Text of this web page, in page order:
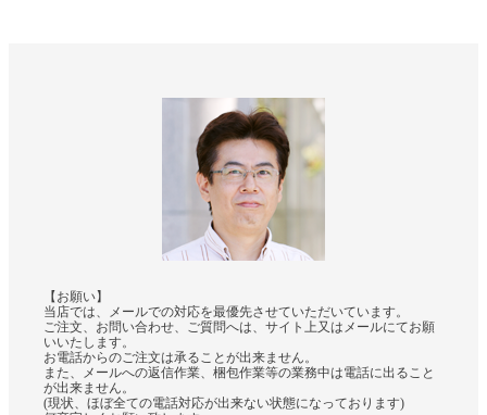
【お願い】
当店では、メールでの対応を最優先させていただいています。
ご注文、お問い合わせ、ご質問へは、サイト上又はメールにてお願
いいたします。
お電話からのご注文は承ることが出来ません。
また、メールへの返信作業、梱包作業等の業務中は電話に出ること
が出来ません。
(現状、ほぼ全ての電話対応が出来ない状態になっております)